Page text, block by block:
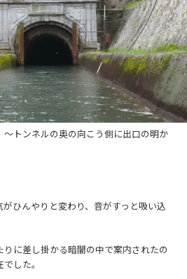
トンネルの奥の向こう側に出口の明か
ひんやりと変わり、音がすっと吸い込
に差し掛かる暗闇の中で案内されたの
した。